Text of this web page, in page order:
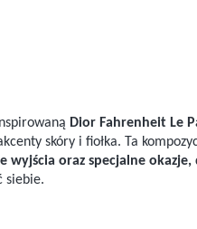
Dior Fahrenheit Le
skóry i fiołka. Ta
wyjścia oraz specjalne
siebie.